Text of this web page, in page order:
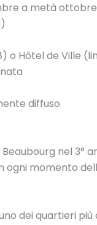
a metà ottobre
Hôtel de Ville
diffuso
nel 3°
momento
dei quartieri